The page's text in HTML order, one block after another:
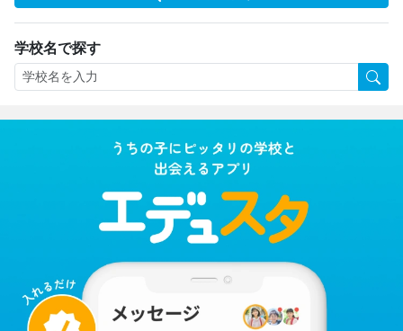
学校名で探す